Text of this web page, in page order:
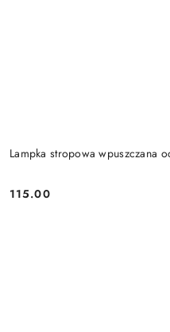
Lampka stropowa wpuszczana
Cena:
115.00